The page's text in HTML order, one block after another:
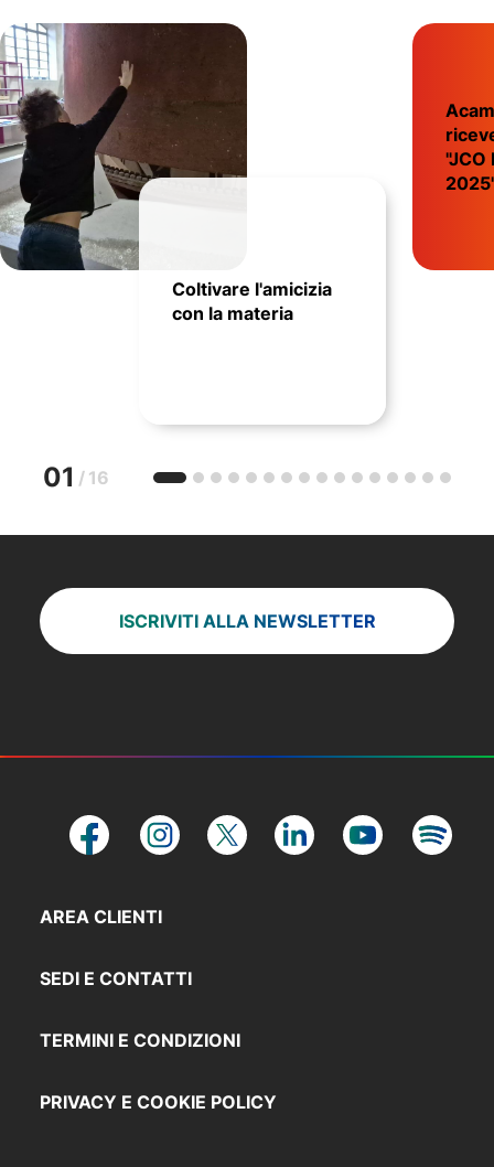
Coltivare l'amicizia
con la materia
"JCO
01 / 16
ISCRIVITI ALLA NEWSLETTER
AREA CLIENTI
SEDI E CONTATTI
TERMINI E CONDIZIONI
PRIVACY E COOKIE POLICY